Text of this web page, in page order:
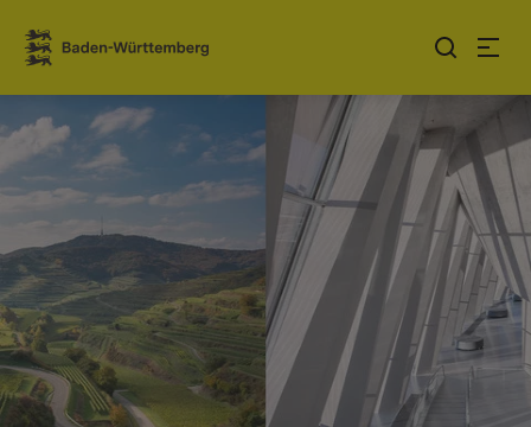
Sauter au contenu
Link zur Startseite